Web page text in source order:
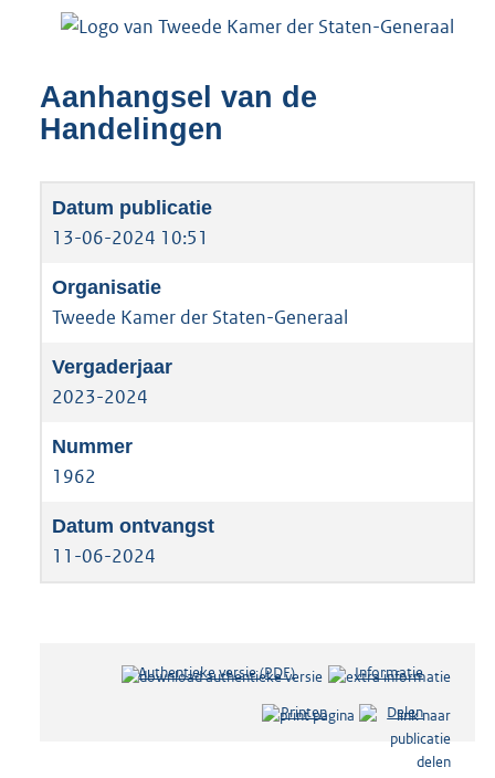
Aanhangsel van de
Handelingen
13-06-2024 10:51
Tweede Kamer der Staten-Generaal
2023-2024
1962
11-06-2024
Authentieke versie (PDF)b
s
Informatie
Printen Delen